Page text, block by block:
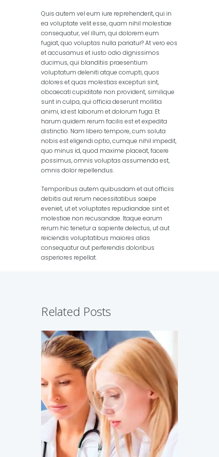
Quis autem vel eum iure reprehenderit, qui in
ea voluptate velit esse, quam nihil molestiae
consequatur, vel illum, qui dolorem eum
fugiat, quo voluptas nulla pariatur? At vero eos
et accusamus et iusto odio dignissimos
ducimus, qui blanditiis praesentium
voluptatum deleniti atque corrupti, quos
dolores et quas molestias excepturi sint,
obcaecati cupiditate non provident, similique
sunt in culpa, qui officia deserunt mollitia
animi, id est laborum et dolorum fuga. Et
harum quidem rerum facilis est et expedita
distinctio. Nam libero tempore, cum soluta
nobis est eligendi optio, cumque nihil impedit,
quo minus id, quod maxime placeat, facere
possimus, omnis voluptas assumenda est,
omnis dolor repellendus.
Temporibus autem quibusdam et aut officiis
debitis aut rerum necessitatibus saepe
eveniet, ut et voluptates repudiandae sint et
molestiae non recusandae. Itaque earum
rerum hic tenetur a sapiente delectus, ut aut
reiciendis voluptatibus maiores alias
consequatur aut perferendis doloribus
asperiores repellat.
Related Posts